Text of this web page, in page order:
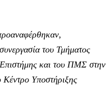
του Τμήματος
Επιστήμης και του ΠΜΣ στην
Κέντρο Υποστήριξης